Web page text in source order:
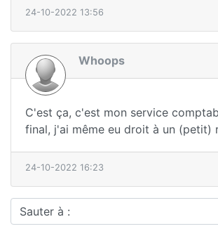
24-10-2022 13:56
Whoops
C'est ça, c'est mon service
final, j'ai même eu droit à un (petit)
24-10-2022 16:23
Sauter à :